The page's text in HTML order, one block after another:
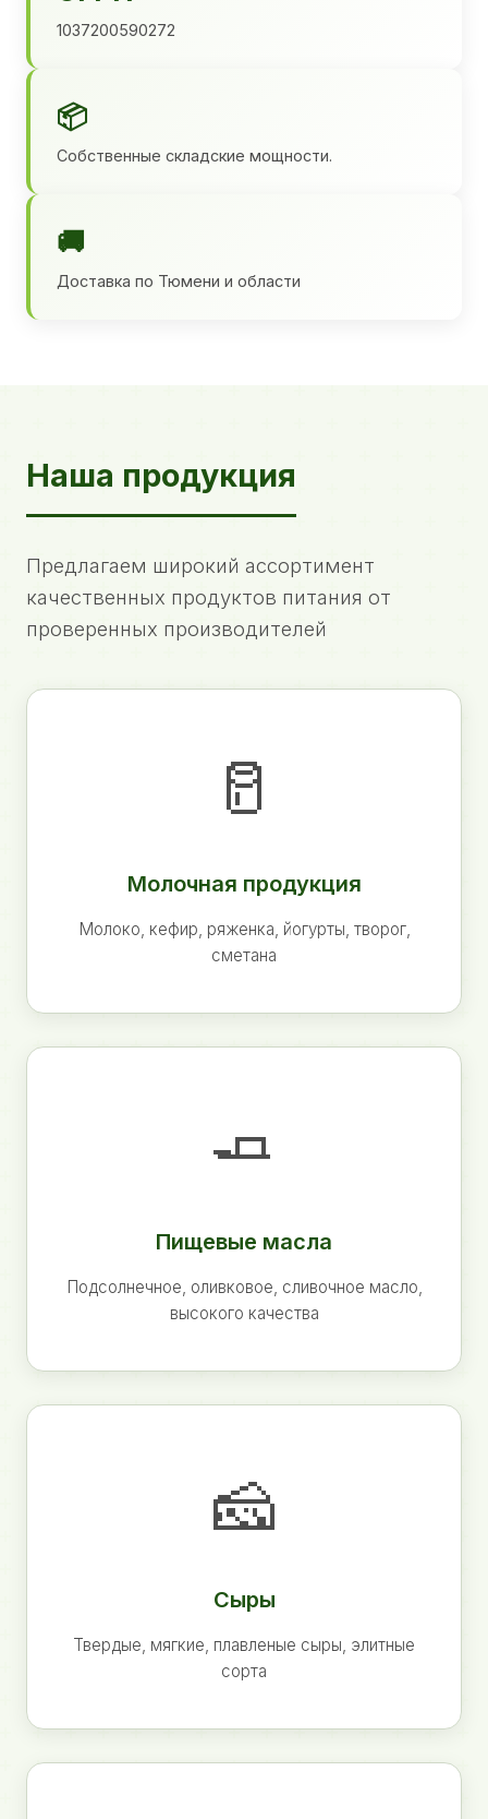
1037200590272
📦
Собственные складские мощности.
🚚
Доставка по Тюмени и области
Наша продукция
Предлагаем широкий ассортимент
качественных продуктов питания от
проверенных производителей
🥛
Молочная продукция
Молоко, кефир, ряженка, йогурты, творог,
сметана
🧈
Пищевые масла
Подсолнечное, оливковое, сливочное масло,
высокого качества
🧀
Сыры
Твердые, мягкие, плавленые сыры, элитные
сорта